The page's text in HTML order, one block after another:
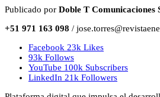
Publicado por Doble T Comunicaciones
+51 971 163 098 /
Facebook 23k Likes
93k Follows
YouTube 100k Subscribers
LinkedIn 21k Followers